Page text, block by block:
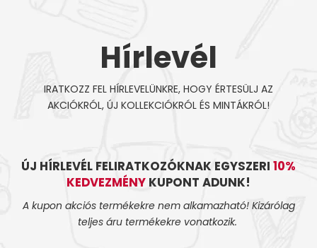
Hírlevél
IRATKOZZ FEL HÍRLEVELÜNKRE, HOGY ÉRTESÜLJ AZ
AKCIÓKRÓL, ÚJ KOLLEKCIÓKRÓL ÉS MINTÁKRÓL!
ÚJ HÍRLEVÉL FELIRATKOZÓKNAK EGYSZERI 10%
KEDVEZMÉNY KUPONT ADUNK!
A kupon akciós termékekre nem alkamazható! Kizárólag
teljes áru termékekre vonatkozik.